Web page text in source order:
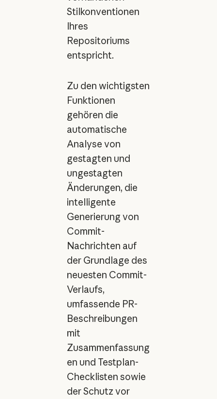
Stilkonventionen
Ihres
Repositoriums
entspricht.
Zu den wichtigsten
Funktionen
gehören die
automatische
Analyse von
gestagten und
ungestagten
Änderungen, die
intelligente
Generierung von
Commit-
Nachrichten auf
der Grundlage des
neuesten Commit-
Verlaufs,
umfassende PR-
Beschreibungen
mit
Zusammenfassung
en und Testplan-
Checklisten sowie
der Schutz vor